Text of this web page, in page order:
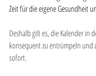
Zeit für die eigene Gesundheit
Deshalb gilt es, die Kalender in
konsequent zu entrümpeln und
sofort.